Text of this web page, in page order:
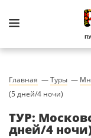
Главная —Туры —
(5 дней/4 ночи)
ТУР:
дней/4